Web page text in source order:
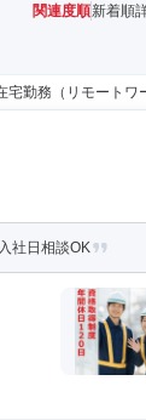
関連度順新着順
宅勤務（リモートワ
社日相談OK